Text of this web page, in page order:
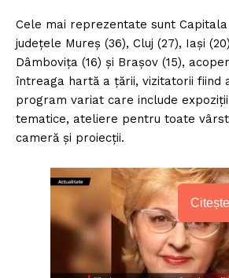
Cele mai reprezentate sunt Capitala
județele Mureș (36), Cluj (27), Iași
Dâmbovița (16) și Brașov (15),
întreaga hartă a țării, vizitatorii fiind
program variat care include
tematice, ateliere pentru toate
cameră și proiecții.